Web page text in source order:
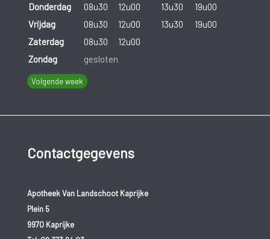
Donderdag
08u30 12u00 13u30
19u00
Vrijdag
08u30 12u00 13u30
19u00
Zaterdag
08u30
12u00
Zondag
gesloten
Volgende week
Contactgegevens
Apotheek Van Landschoot Kaprijke
Plein 5
9970 Kaprijke